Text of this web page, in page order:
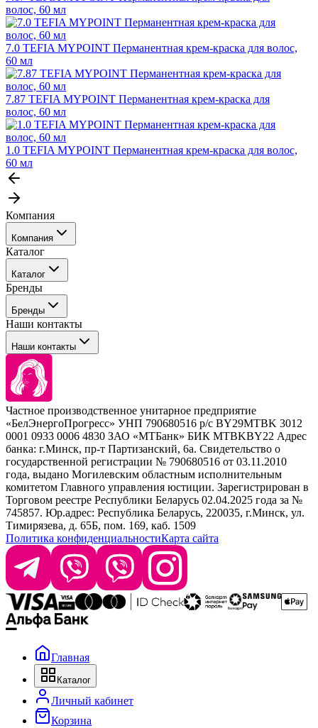
волос, 60 мл
7.0 TEFIA MYPOINT Перманентная крем-краска для волос,
60 мл
7.87 TEFIA MYPOINT Перманентная крем-краска для
волос, 60 мл
1.0 TEFIA MYPOINT Перманентная крем-краска для волос,
60 мл
Компания
Компания
События
Покупателю
Каталог
Каталог
Профессиональные средства для окрашивания волос
Сервисные средства
Уход
Стайлинг
Брови и ресницы
Барберинг
Наборы
Расходные материалы
Бренды
Бренды
Tefia
Concept
Kezy
Barex
Sim Sensitive
Kebren
Selective Professional
White Line
Наши контакты
Наши контакты
+ 375 44 7233514
+ 375 29 1649505
info@krasabel.by
Офис: г. Минск, ул. Тимирязева 65Б, офис 1509
Склад: г. Минск, ул. Домбровская, 15
Время работы: пн–чт 9:00–17:30, пт 9:00–17:00
Частное производственное унитарное предприятие
«БелЭнергоПрогресс» УНП 790680516 р/с BY29MTBK 3012
0001 0933 0006 4830 ЗАО «МТБанк» БИК MTBKBY22 Адрес
банка: г.Минск, пр-т Партизанский, 6а. Свидетельство о
государственной регистрации № 790680516 от 03.11.2010
года, выдано Могилевским областным исполнительным
комитетом Главного управления юстиции. Зарегистрирован в
Торговом реестре Республики Беларусь 02.04.2025 года за №
745857. Юр.адрес: Республика Беларусь, 220035, г.Минск, ул.
Тимирязева, д. 65Б, пом. 169, каб. 1509
Политика конфиденциальностиКарта сайта
Главная
Каталог
Личный кабинет
Корзина